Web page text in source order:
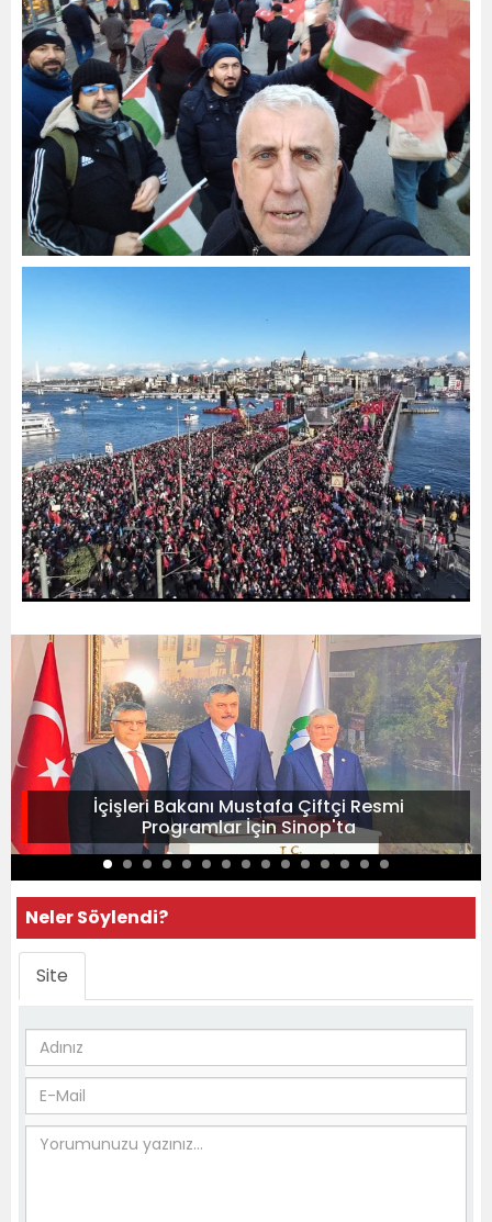
İçişleri Bakanı Mustafa Çiftçi Resmi
Programlar İçin Sinop'ta
Neler Söylendi?
Site